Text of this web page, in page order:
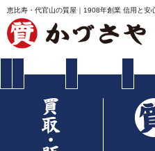
恵比寿・代官山の質屋｜1908年創業 信用と安